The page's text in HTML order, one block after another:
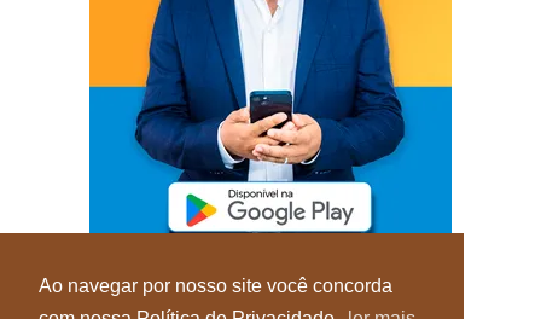
Ao navegar por nosso site você concorda